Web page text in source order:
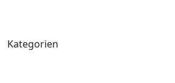
Kategorien